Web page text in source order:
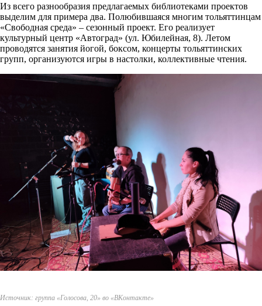
Из всего разнообразия предлагаемых библиотеками проектов
выделим для примера два. Полюбившаяся многим тольяттинцам
«Свободная среда» – сезонный проект. Его реализует
культурный центр «Автоград» (ул. Юбилейная, 8). Летом
проводятся занятия йогой, боксом, концерты тольяттинских
групп, организуются игры в настолки, коллективные чтения.
Источник: группа «Голосова, 20» во «ВКонтакте»